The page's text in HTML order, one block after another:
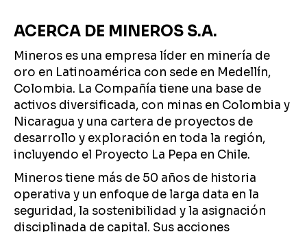
ACERCA DE MINEROS S.A.
Mineros es una empresa líder en minería de
oro en Latinoamérica con sede en Medellín,
Colombia. La Compañía tiene una base de
activos diversificada, con minas en Colombia y
Nicaragua y una cartera de proyectos de
desarrollo y exploración en toda la región,
incluyendo el Proyecto La Pepa en Chile.
Mineros tiene más de 50 años de historia
operativa y un enfoque de larga data en la
seguridad, la sostenibilidad y la asignación
disciplinada de capital. Sus acciones